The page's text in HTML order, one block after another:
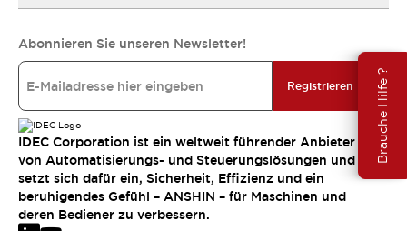
Brauche Hilfe ?
Abonnieren Sie unseren Newsletter!
Registrieren
IDEC Corporation ist ein weltweit führender Anbieter
von Automatisierungs- und Steuerungslösungen und
setzt sich dafür ein, Sicherheit, Effizienz und ein
beruhigendes Gefühl – ANSHIN – für Maschinen und
deren Bediener zu verbessern.